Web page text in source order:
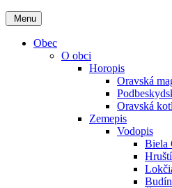
Menu
Obec
O obci
Horopis
Oravská
Oravská
Zemepis
Vodopis
Biela